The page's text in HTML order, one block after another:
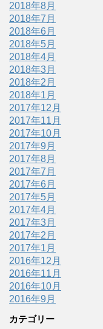
2018年8月
2018年7月
2018年6月
2018年5月
2018年4月
2018年3月
2018年2月
2018年1月
2017年12月
2017年11月
2017年10月
2017年9月
2017年8月
2017年7月
2017年6月
2017年5月
2017年4月
2017年3月
2017年2月
2017年1月
2016年12月
2016年11月
2016年10月
2016年9月
カテゴリー